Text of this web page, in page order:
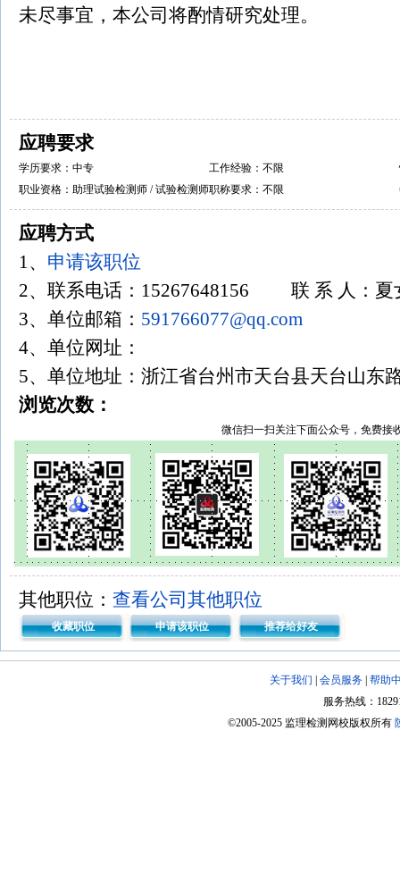
未尽事宜，本公司将酌情研究处理。
应聘要求
学历要求：中专 工作经验：不限
职业资格：助理试验检测师 / 试验检测师职称要求：不限
应聘方式
1、 申请该职位
2、联系电话：15267648156 联 系 人：夏
3、单位邮箱： 591766077@qq.com
4、单位网址：
5、单位地址：浙江省台州市天台县天台山东
浏览次数：
微信扫一扫关注下面公众号，免费接
其他职位： 查看公司其他职位
收藏职位 申请该职位 推荐给好友
关于我们 会员服务 帮助
服务热线：
©2005-2025 监理检测网校版权所有